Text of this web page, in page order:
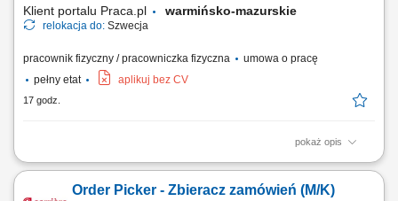
Klient portalu Praca.pl warmińsko-mazurskie
relokacja do: Szwecja
pracownik fizyczny / pracowniczka fizyczna
umowa o pracę
pełny etat
aplikuj bez CV
17 godz.
pokaż opis
Wykonywanie prac z użyciem szalunków systemowych (np. PERI,
kosmetyka i zacieranie powierzchni betonowych. Udział w prestiżowych
Order Picker - Zbieracz zamówień (M/K)